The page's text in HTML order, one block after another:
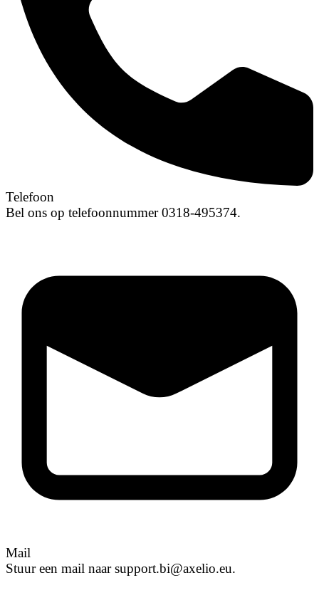
Telefoon
Bel ons op telefoonnummer 0318-495374.
Mail
Stuur een mail naar support.bi@axelio.eu.